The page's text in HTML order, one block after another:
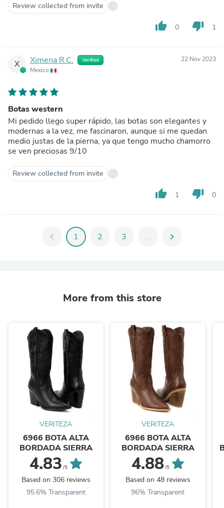
Review collected from invite
thumb_up 0 thumb_down 1
X Ximena R.C. Verified
Mexico
22 Nov 2023
Botas western
Mi pedido llego super rápido, las botas son elegantes y
modernas a la vez, me fascinaron, aunque si me quedan
medio justas de la pierna, ya que tengo mucho chamorro
se ven preciosas 9/10
Review collected from invite
thumb_up 1 thumb_down 0
chevron_left 1 2 3 ... chevron_right
More from this store
VERITEZA
6966 BOTA ALTA
BORDADA SIERRA
4.83 /5
Based on 306 reviews
95.6% Transparent
VERITEZA
6966 BOTA ALTA
BORDADA SIERRA
4.88/5
Based on 48 reviews
96% Transparent